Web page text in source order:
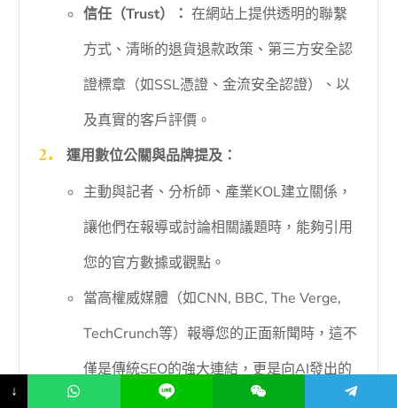
信任（Trust）： 在網站上提供透明的聯繫
方式、清晰的退貨退款政策、第三方安全認
證標章（如SSL憑證、金流安全認證）、以
及真實的客戶評價。
運用數位公關與品牌提及：
主動與記者、分析師、產業KOL建立關係，
讓他們在報導或討論相關議題時，能夠引用
您的官方數據或觀點。
當高權威媒體（如CNN, BBC, The Verge,
TechCrunch等）報導您的正面新聞時，這不
僅是傳統SEO的強大連結，更是向AI發出的
極強權威信號。
↓